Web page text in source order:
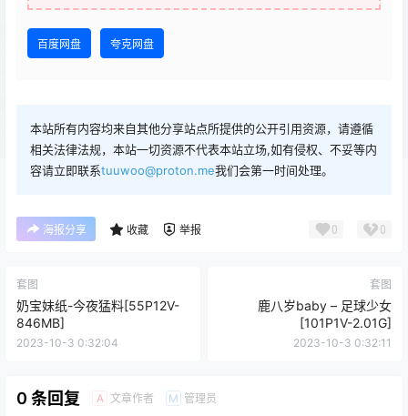
百度网盘 夸克网盘
本站所有内容均来自其他分享站点所提供的公开引用资源，请遵循
相关法律法规，本站一切资源不代表本站立场,如有侵权、不妥等内
容请立即联系tuuwoo@proton.me我们会第一时间处理。
海报分享 收藏 举报 0 0
套图
奶宝妹纸-今夜猛料[55P12V-
846MB]
2023-10-3 0:32:04
套图
鹿八岁baby – 足球少女
[101P1V-2.01G]
2023-10-3 0:32:11
0 条回复 A 文章作者 M 管理员